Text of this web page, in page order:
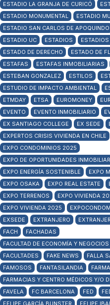
ESTADIO LA GRANJA DE CURICÓ
ESTADIO MONUMENTAL
ESTADIO
ESTADIO SAN CARLOS DE APOQUINDO
ESTADIO UC
ESTADIOS
ESTADO DE DERECHO
ESTADO DE
ESTAFAS
ESTAFAS INMOBILIARIAS
ESTEBAN GONZALEZ
ESTILOS
ESTUDIO DE IMPACTO AMBIENTAL
ETMDAY
ETSA EUROMONEY
EVENTO
EVENTO INMOBILIARIO
EX SANTIAGO COLLEGE
EX SEDE
EXPERTOS CRISIS VIVIENDA EN CHILE
EXPO CONDOMINIOS 2025
EXPO DE OPORTUNIDADES
EXPO ENERGÍA SOSTENIBLE
EXPO
EXPO OSAKA
EXPO REAL ESTATE
EXPO TERRENOS
EXPO VIVIENDA
EXPO VIVIENDA 2025
EXSEDE
EXTRANJERO
FACH
FACHADAS
FACULTAD DE ECONOMÍA Y
FACULTADES
FAKE NEWS FALLA
FAMOSOS
FANTASILANDIA
FARMACIAS Y CENTRO MÉDICOS Y/O
FAVELA
FC BARCELONA FED